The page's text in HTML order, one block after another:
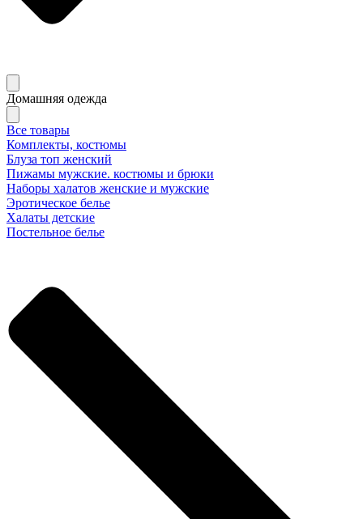
Домашняя одежда
Все товары
Комплекты, костюмы
Блуза топ женский
Пижамы мужские. костюмы и брюки
Наборы халатов женские и мужские
Эротическое белье
Халаты детские
Постельное белье